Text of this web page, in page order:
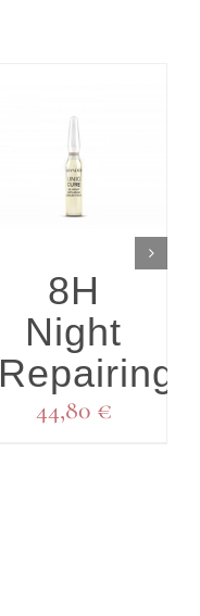
8H
Night
Repairing
44,80 €
DETALLES